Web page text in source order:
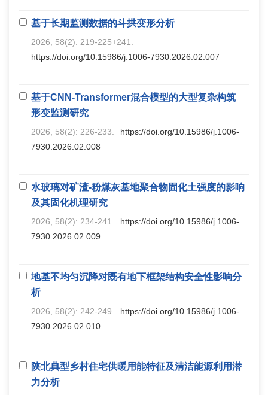
基于长期监测数据的斗拱变形分析
2026, 58(2): 219-225+241.
https://doi.org/10.15986/j.1006-7930.2026.02.007
基于CNN-Transformer混合模型的大型复杂构筑
形变监测研究
2026, 58(2): 226-233.
https://doi.org/10.15986/j.1006-
7930.2026.02.008
水玻璃对矿渣-粉煤灰基地聚合物固化土强度的影响
及其固化机理研究
2026, 58(2): 234-241.
https://doi.org/10.15986/j.1006-
7930.2026.02.009
地基不均匀沉降对既有地下框架结构安全性影响分
析
2026, 58(2): 242-249.
https://doi.org/10.15986/j.1006-
7930.2026.02.010
陕北典型乡村住宅供暖用能特征及清洁能源利用潜
力分析